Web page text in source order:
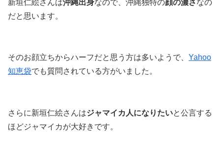
新垣仁絵さんは沖縄出身なので、沖縄独特の顔の濃さなの
だと思います。
そのお顔立ちからハーフだと思う方は多いようで、 Yahoo
知恵袋でも質問されている方がいました。
さらに新垣仁絵さんはジャマイカ人になりたいと公言する
ほどジャマイカが大好きです。